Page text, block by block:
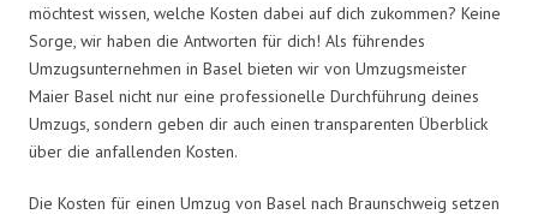
möchtest wissen, welche Kosten dabei auf dich zukommen? Keine
Sorge, wir haben die Antworten für dich! Als führendes
Umzugsunternehmen in Basel bieten wir von Umzugsmeister
Maier Basel nicht nur eine professionelle Durchführung deines
Umzugs, sondern geben dir auch einen transparenten Überblick
über die anfallenden Kosten.
Die Kosten für einen Umzug von Basel nach Braunschweig setzen